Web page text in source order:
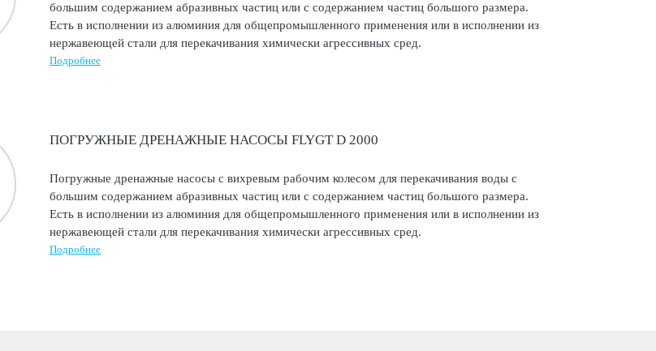
большим содержанием абразивных частиц или с содержанием частиц большого размера.
Есть в исполнении из алюминия для общепромышленного применения или в исполнении из
нержавеющей стали для перекачивания химически агрессивных сред.
Подробнее
ПОГРУЖНЫЕ ДРЕНАЖНЫЕ НАСОСЫ FLYGT D 2000
Погружные дренажные насосы с вихревым рабочим колесом для перекачивания воды с
большим содержанием абразивных частиц или с содержанием частиц большого размера.
Есть в исполнении из алюминия для общепромышленного применения или в исполнении из
нержавеющей стали для перекачивания химически агрессивных сред.
Подробнее